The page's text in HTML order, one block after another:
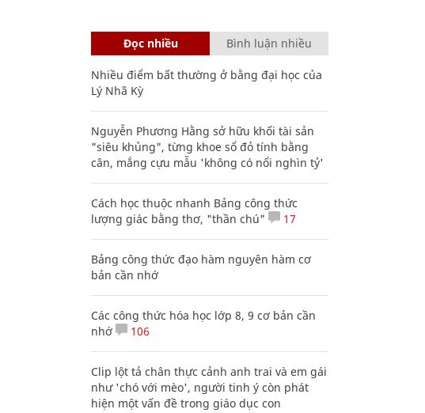
Đọc nhiều Bình luận nhiều
Nhiều điểm bất thường ở bằng đại học của
Lý Nhã Kỳ
Nguyễn Phương Hằng sở hữu khối tài sản
"siêu khủng", từng khoe sổ đỏ tính bằng
cân, mắng cựu mẫu 'không có nổi nghìn tỷ'
Cách học thuộc nhanh Bảng công thức
lượng giác bằng thơ, "thần chú"
17
Bảng công thức đạo hàm nguyên hàm cơ
bản cần nhớ
Các công thức hóa học lớp 8, 9 cơ bản cần
nhớ
106
Clip lột tả chân thực cảnh anh trai và em gái
như 'chó với mèo', người tinh ý còn phát
hiện một vấn đề trong giáo dục con